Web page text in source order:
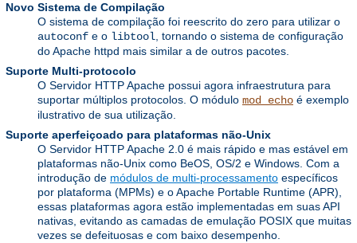
Novo Sistema de Compilação
O sistema de compilação foi reescrito do zero para utilizar o
autoconf e o libtool , tornando o sistema de configuração
do Apache httpd mais similar a de outros pacotes.
Suporte Multi-protocolo
O Servidor HTTP Apache possui agora infraestrutura para
suportar múltiplos protocolos. O módulo mod_echo é exemplo
ilustrativo de sua utilização.
Suporte aperfeiçoado para plataformas não-Unix
O Servidor HTTP Apache 2.0 é mais rápido e mas estável em
plataformas não-Unix como BeOS, OS/2 e Windows. Com a
introdução de módulos de multi-processamento específicos
por plataforma (MPMs) e o Apache Portable Runtime (APR),
essas plataformas agora estão implementadas em suas API
nativas, evitando as camadas de emulação POSIX que muitas
vezes se defeituosas e com baixo desempenho.